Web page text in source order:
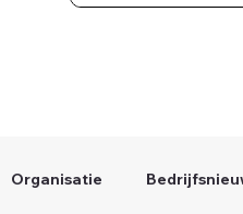
Organisatie